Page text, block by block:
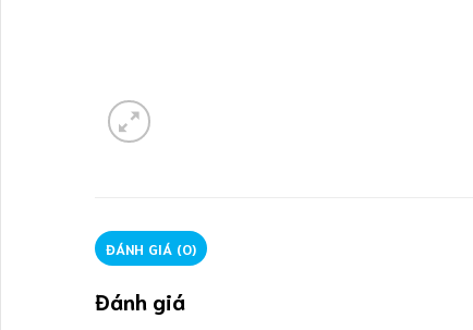
ĐÁNH GIÁ (0)
Đánh giá